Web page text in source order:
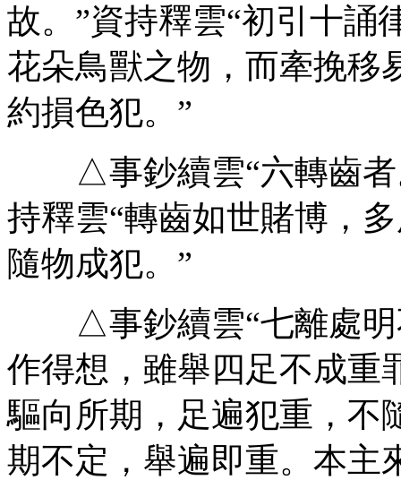
故。”資持釋雲“初引十誦
花朵鳥獸之物，而牽挽移
約損色犯。”
△事鈔續雲“六轉齒者
持釋雲“轉齒如世賭博，
隨物成犯。”
△事鈔續雲“七離處明
作得想，雖舉四足不成重
驅向所期，足遍犯重，不
期不定，舉遍即重。本主